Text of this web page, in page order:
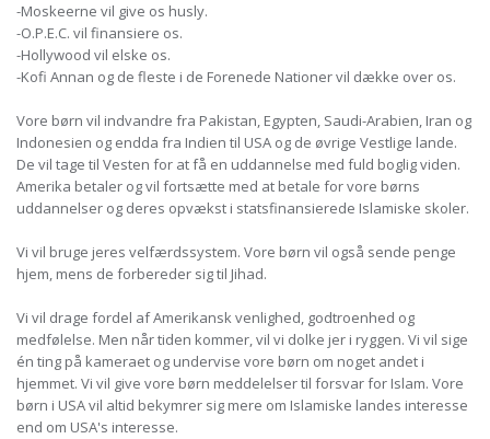
-Moskeerne vil give os husly.
-O.P.E.C. vil finansiere os.
-Hollywood vil elske os.
-Kofi Annan og de fleste i de Forenede Nationer vil dække over os.
Vore børn vil indvandre fra Pakistan, Egypten, Saudi-Arabien, Iran og
Indonesien og endda fra Indien til USA og de øvrige Vestlige lande.
De vil tage til Vesten for at få en uddannelse med fuld boglig viden.
Amerika betaler og vil fortsætte med at betale for vore børns
uddannelser og deres opvækst i statsfinansierede Islamiske skoler.
Vi vil bruge jeres velfærdssystem. Vore børn vil også sende penge
hjem, mens de forbereder sig til Jihad.
Vi vil drage fordel af Amerikansk venlighed, godtroenhed og
medfølelse. Men når tiden kommer, vil vi dolke jer i ryggen. Vi vil sige
én ting på kameraet og undervise vore børn om noget andet i
hjemmet. Vi vil give vore børn meddelelser til forsvar for Islam. Vore
børn i USA vil altid bekymrer sig mere om Islamiske landes interesse
end om USA's interesse.